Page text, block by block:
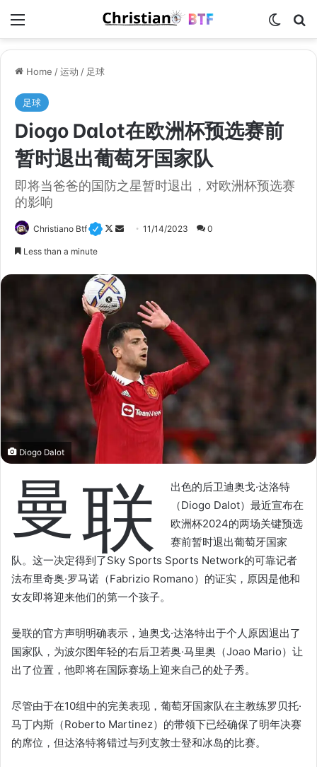
Home /运动 / 足球
足球
Diogo Dalot在欧洲杯预选赛前
暂时退出葡萄牙国家队
即将当爸爸的国防之星暂时退出，对欧洲杯预选赛
的影响
Christiano Btf
F
l
o
w
o
n
X
a
e
m
a
i
l
11/14/2023 0
Less than a minute
Diogo Dalot
曼 联
出色的后卫迪奥戈·达洛特
（Diogo Dalot）最近宣布在
欧洲杯2024的两场关键预选
赛前暂时退出葡萄牙国家
队。这一决定得到了Sky Sports Sports Network的可靠记者
法布里奇奥·罗马诺（Fabrizio Romano）的证实，原因是他和
女友即将迎来他们的第一个孩子。
曼联的官方声明明确表示，迪奥戈·达洛特出于个人原因退出了
国家队，为波尔图年轻的右后卫若奥·马里奥（Joao Mario）让
出了位置，他即将在国际赛场上迎来自己的处子秀。
尽管由于在10组中的完美表现，葡萄牙国家队在主教练罗贝托·
马丁内斯（Roberto Martinez）的带领下已经确保了明年决赛
的席位，但达洛特将错过与列支敦士登和冰岛的比赛。